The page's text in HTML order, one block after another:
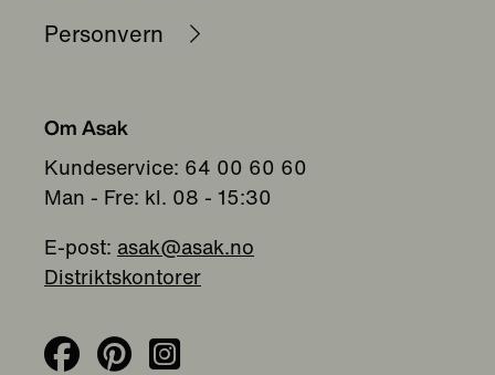
Personvern
Om Asak
Kundeservice: 64 00 60 60
Man - Fre: kl. 08 - 15:30
E-post: asak@asak.no
Distriktskontorer